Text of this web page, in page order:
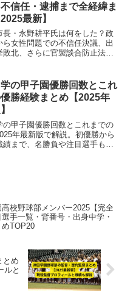
信任・逮捕まで全経緯ま
最新】
長・永野耕平氏は何をした？政
ら女性問題での不信任決議、出
敗北、さらに官製談合防止法違
の甲子園優勝回数とこれ
勝経験まとめ【2025年
の甲子園優勝回数とこれまでの
年最新版で解説。初優勝から
績まで、名勝負や注目選手もま
校野球部メンバー2025【完全
手一覧・背番号・出身中学・
TOP20
とめ
ルと